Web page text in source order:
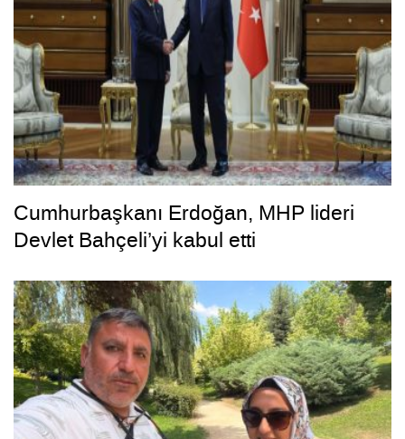
Cumhurbaşkanı Erdoğan, MHP lideri
Devlet Bahçeli’yi kabul etti